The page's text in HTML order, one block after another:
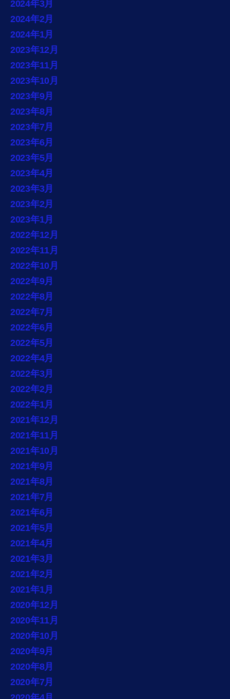
2024年3月
2024年2月
2024年1月
2023年12月
2023年11月
2023年10月
2023年9月
2023年8月
2023年7月
2023年6月
2023年5月
2023年4月
2023年3月
2023年2月
2023年1月
2022年12月
2022年11月
2022年10月
2022年9月
2022年8月
2022年7月
2022年6月
2022年5月
2022年4月
2022年3月
2022年2月
2022年1月
2021年12月
2021年11月
2021年10月
2021年9月
2021年8月
2021年7月
2021年6月
2021年5月
2021年4月
2021年3月
2021年2月
2021年1月
2020年12月
2020年11月
2020年10月
2020年9月
2020年8月
2020年7月